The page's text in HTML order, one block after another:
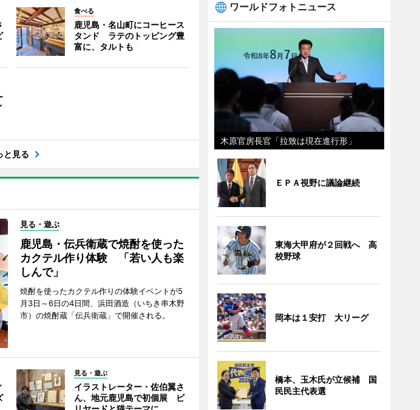
食べる
鹿児島・名山町にコーヒース
タンド ラテのトッピング豊
富に、タルトも
と見る
見る・遊ぶ
鹿児島・伝兵衛蔵で焼酎を使った
カクテル作り体験 「若い人も楽
しんで」
焼酎を使ったカクテル作りの体験イベントが5
月3日～6日の4日間、浜田酒造（いちき串木野
市）の焼酎蔵「伝兵衛蔵」で開催される。
見る・遊ぶ
イラストレーター・佐伯翼さ
ん、地元鹿児島で初個展 ビ
ワールドフォトニュース
木原官房長官「拉致は現在進行形」
ＥＰＡ視野に議論継続
東海大甲府が２回戦へ 高
校野球
岡本は１安打 大リーグ
橋本、玉木氏が立候補 国
民民主代表選